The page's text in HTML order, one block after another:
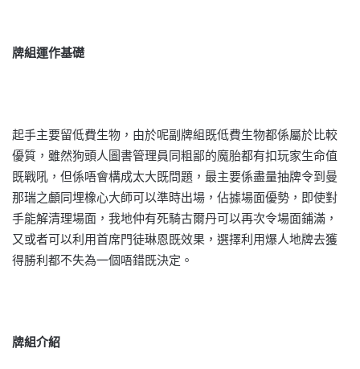
牌組運作基礎
起手主要留低費生物，由於呢副牌組既低費生物都係屬於比較
優質，雖然狗頭人圖書管理員同粗鄙的魔胎都有扣玩家生命值
既戰吼，但係唔會構成太大既問題，最主要係盡量抽牌令到曼
那瑞之顱同埋橡心大師可以準時出場，佔據場面優勢，即使對
手能解清理場面，我地仲有死騎古爾丹可以再次令場面鋪滿，
又或者可以利用首席門徒琳恩既效果，選擇利用爆人地牌去獲
得勝利都不失為一個唔錯既決定。
牌組介紹